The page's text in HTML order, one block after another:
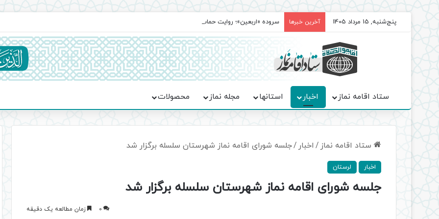
پنج‌شنبه, 15 مرداد 1405 آخرین خبرها سروده‌ «اربعین»؛ روایت حماسه، استقامت و تمدن‌سازی امت اسلامی
ستاد اقامه نماز اخبار استانها مجله نماز محصولات
ستاد اقامه نماز / اخبار /جلسه شورای اقامه نماز شهرستان سلسله برگزار شد
اخبار لرستان
جلسه شورای اقامه نماز شهرستان سلسله برگزار شد
0 زمان مطالعه یک دقیقه